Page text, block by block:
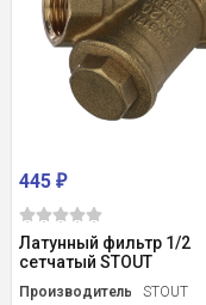
445 ₽
Латунный фильтр 1/2
сетчатый STOUT
Производитель
STOUT